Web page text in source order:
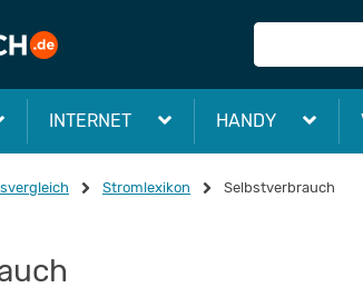
INTERNET HANDY
Stromlexikon Selbstverbrauch